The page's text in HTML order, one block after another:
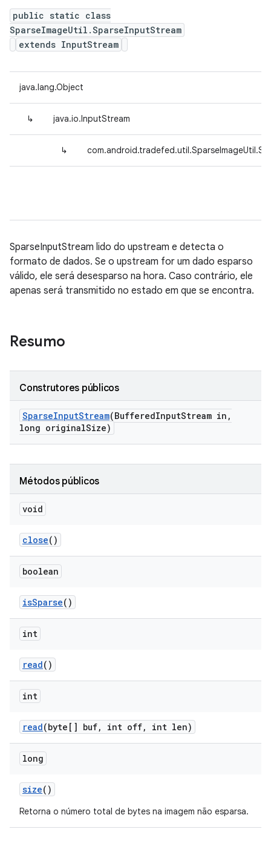
public static class
SparseImageUtil.SparseInputStream
extends InputStream
java.lang.Object
↳ java.io.InputStream
↳
SparseInputStream lido do upstream e detecta o
formato de dados. Se o upstream for um dado esparso
válido, ele será desesparso na hora. Caso contrário, ele
apenas será transmitido no estado em que se encontra.
Resumo
Construtores públicos
SparseInputStream(BufferedInputStream in ,
long originalSize)
Métodos públicos
void
close()
boolean
isSparse()
int
read()
int
read(byte[] buf, int off, int len)
long
size()
Retorna o número total de bytes na imagem não esparsa.